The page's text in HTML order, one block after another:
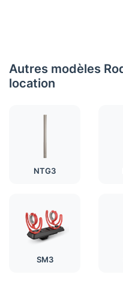
Autres modèles
location
NTG3
SM3